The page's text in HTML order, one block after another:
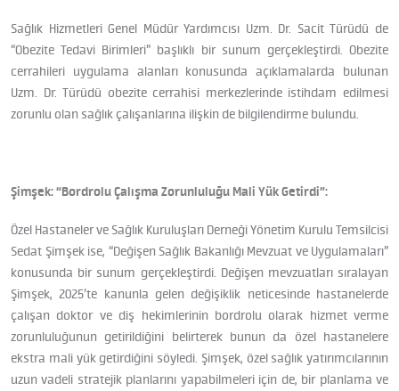
Sağlık Hizmetleri Genel Müdür Yardımcısı Uzm. Dr. Sacit Türüdü de
“Obezite Tedavi Birimleri” başlıklı bir sunum gerçekleştirdi. Obezite
cerrahileri uygulama alanları konusunda açıklamalarda bulunan
Uzm. Dr. Türüdü obezite cerrahisi merkezlerinde istihdam edilmesi
zorunlu olan sağlık çalışanlarına ilişkin de bilgilendirme bulundu.
Şimşek: “Bordrolu Çalışma Zorunluluğu Mali Yük Getirdi”:
Özel Hastaneler ve Sağlık Kuruluşları Derneği Yönetim Kurulu Temsilcisi
Sedat Şimşek ise, “Değişen Sağlık Bakanlığı Mevzuat ve Uygulamaları”
konusunda bir sunum gerçekleştirdi. Değişen mevzuatları sıralayan
Şimşek, 2025’te kanunla gelen değişiklik neticesinde hastanelerde
çalışan doktor ve diş hekimlerinin bordrolu olarak hizmet verme
zorunluluğunun getirildiğini belirterek bunun da özel hastanelere
ekstra mali yük getirdiğini söyledi. Şimşek, özel sağlık yatırımcılarının
uzun vadeli stratejik planlarını yapabilmeleri için de, bir planlama ve